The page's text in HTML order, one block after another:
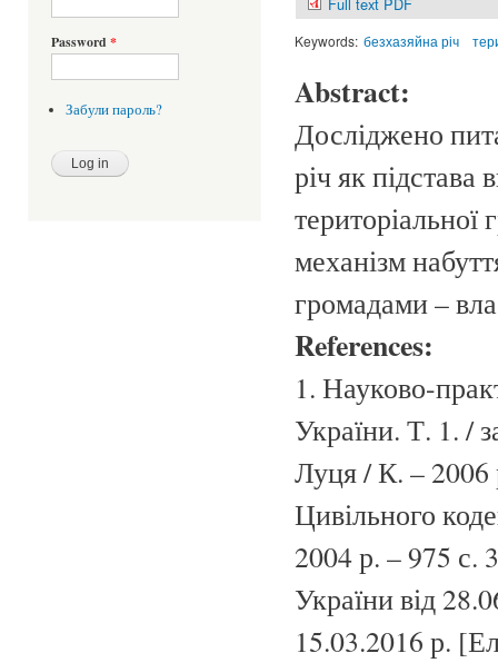
Password *
Забули пароль?
Keywords: безхазяйна річ
Abstract:
Досліджено
річ як підстава
механізм
громадами –
References:
1. Науково-
України. Т. 1. /
Луця / К. – 2006
Цивільного
2004 р. – 975 с.
України від
15.03.2016 р.